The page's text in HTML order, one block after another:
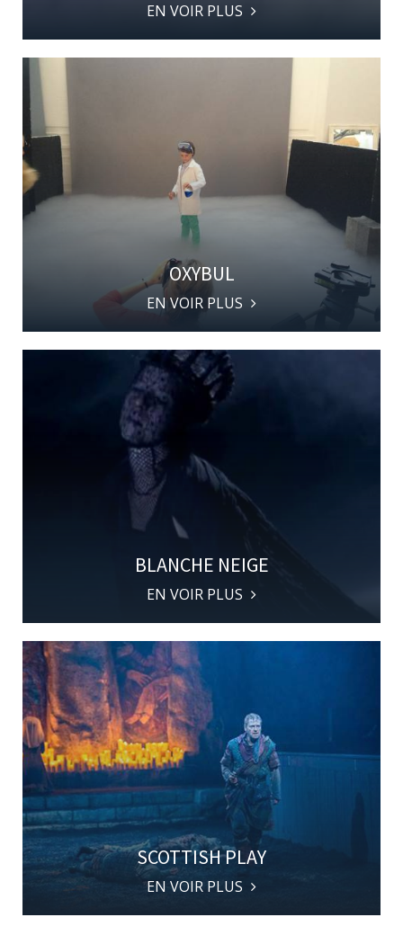
EN VOIR PLUS
OXYBUL
EN VOIR PLUS
BLANCHE NEIGE
EN VOIR PLUS
SCOTTISH PLAY
EN VOIR PLUS